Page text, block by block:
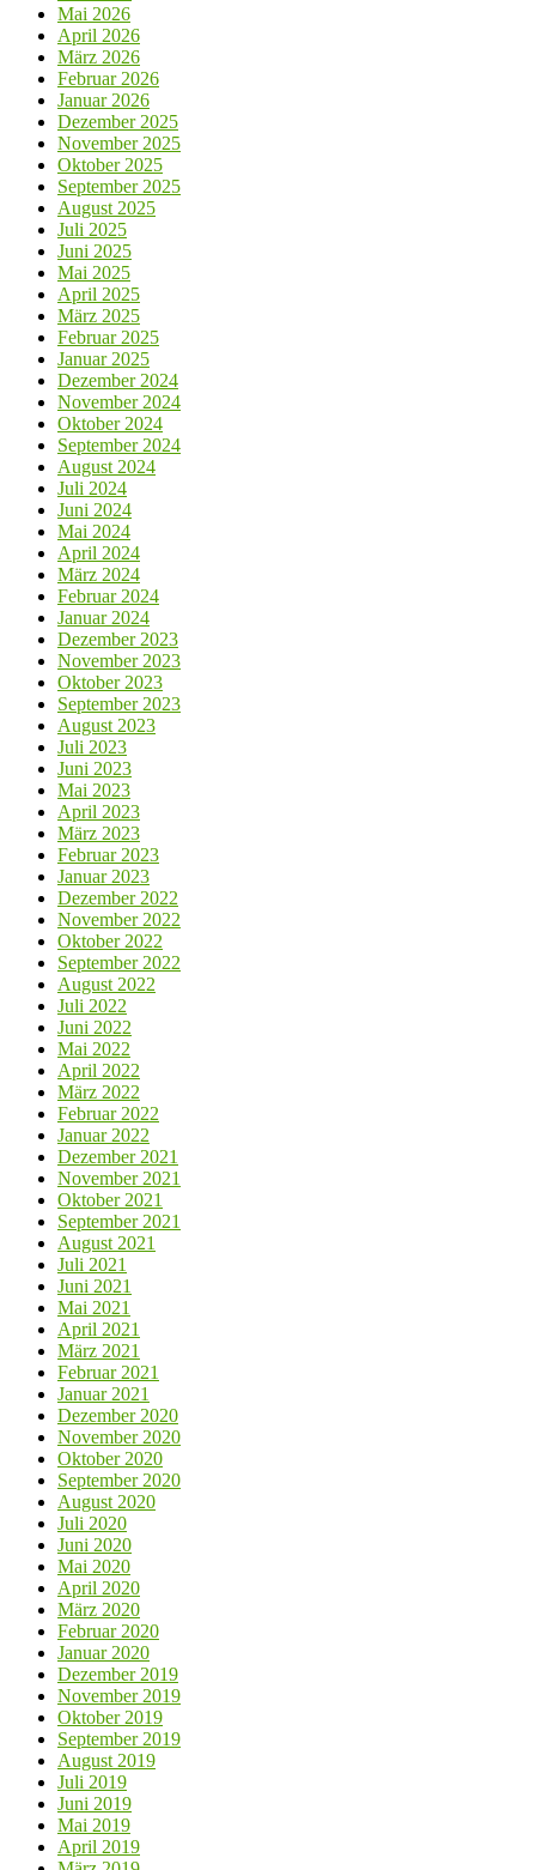
Mai 2026
April 2026
März 2026
Februar 2026
Januar 2026
Dezember 2025
November 2025
Oktober 2025
September 2025
August 2025
Juli 2025
Juni 2025
Mai 2025
April 2025
März 2025
Februar 2025
Januar 2025
Dezember 2024
November 2024
Oktober 2024
September 2024
August 2024
Juli 2024
Juni 2024
Mai 2024
April 2024
März 2024
Februar 2024
Januar 2024
Dezember 2023
November 2023
Oktober 2023
September 2023
August 2023
Juli 2023
Juni 2023
Mai 2023
April 2023
März 2023
Februar 2023
Januar 2023
Dezember 2022
November 2022
Oktober 2022
September 2022
August 2022
Juli 2022
Juni 2022
Mai 2022
April 2022
März 2022
Februar 2022
Januar 2022
Dezember 2021
November 2021
Oktober 2021
September 2021
August 2021
Juli 2021
Juni 2021
Mai 2021
April 2021
März 2021
Februar 2021
Januar 2021
Dezember 2020
November 2020
Oktober 2020
September 2020
August 2020
Juli 2020
Juni 2020
Mai 2020
April 2020
März 2020
Februar 2020
Januar 2020
Dezember 2019
November 2019
Oktober 2019
September 2019
August 2019
Juli 2019
Juni 2019
Mai 2019
April 2019